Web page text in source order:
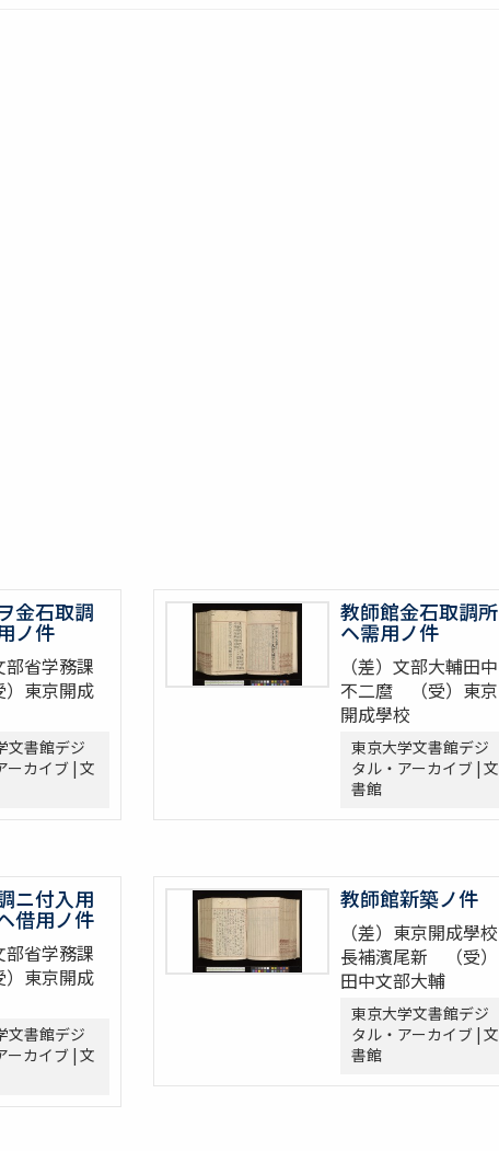
金石取調
ノ件
部省学務課
東京開成
文書館デジ
ーカイブ | 文
教師館金石取調所
ヘ需用ノ件
（差）文部大輔田中
不二麿 （受）東京
開成學校
東京大学文書館デジ
タル・アーカイブ | 文
書館
ニ付入用
借用ノ件
部省学務課
東京開成
文書館デジ
ーカイブ | 文
教師館新築ノ件
（差）東京開成學校
長補濱尾新 （受）
田中文部大輔
東京大学文書館デジ
タル・アーカイブ | 文
書館